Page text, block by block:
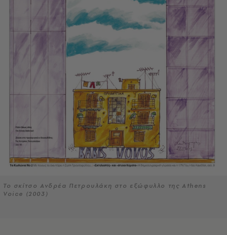
Το σκίτσο Ανδρέα Πετρουλάκη στο εξώφυλλο της Athens
Voice (2003)